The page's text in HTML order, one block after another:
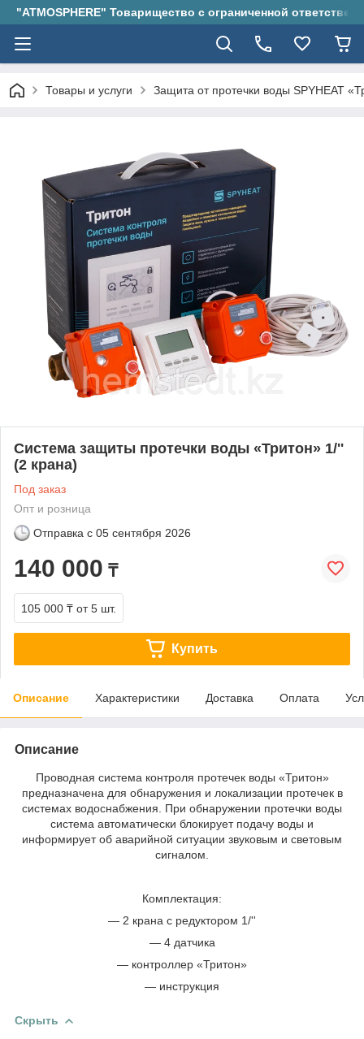
"ATMOSPHERE" Товарищество с ограниченной
Товары и услуги Защита от протечки воды SPYHEAT
Система защиты протечки воды «Тритон» 1/''
(2 крана)
Под заказ
Опт и розница
Отправка с 05 сентября 2026
140 000 ₸
105 000 ₸ от 5 шт.
Купить
Описание Характеристики Доставка Оплата
Описание
Проводная система контроля протечек воды «Тритон»
предназначена для обнаружения и локализации протечек в
системах водоснабжения. При обнаружении протечки воды
система автоматически блокирует подачу воды и
информирует об аварийной ситуации звуковым и световым
сигналом.
Комплектация:
— 2 крана с редуктором 1/''
— 4 датчика
— контроллер «Тритон»
— инструкция
Скрыть